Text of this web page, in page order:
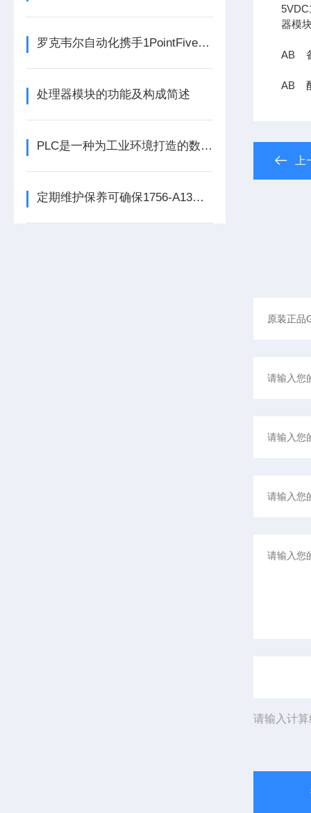
罗克韦尔自动化携手1PointFive 签署直接空气捕获碳去除信用协议
处理器模块的功能及构成简述
PLC是一种为工业环境打造的数字运算电子装置
定期维护保养可确保1756-A13数字量输出模块的正常运行
器模
AB
AB
请输入计